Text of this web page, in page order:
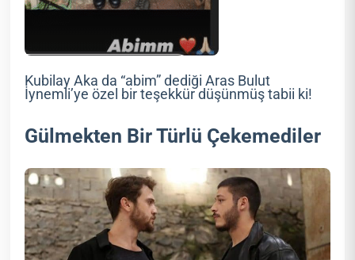
Kubilay Aka da “abim” dediği Aras Bulut
İynemli’ye özel bir teşekkür düşünmüş tabii ki!
Gülmekten Bir Türlü Çekemediler